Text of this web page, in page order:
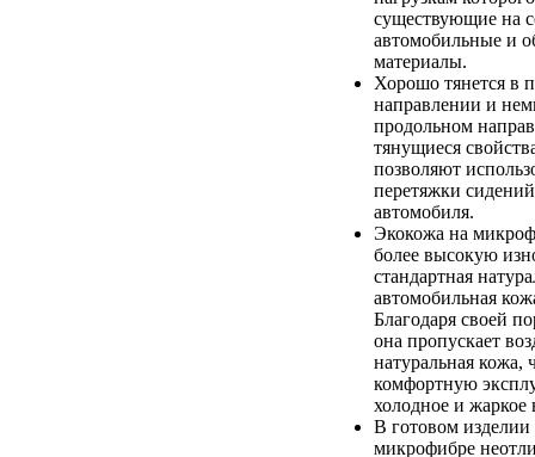
существующие на
автомобильные и
материалы.
Хорошо тянется в
направлении и
продольном
тянущиеся
позволяют
перетяжки
автомобиля.
Экокожа на
более высокую
стандартная
автомобильная
Благодаря своей
она пропускает
натуральная кожа,
комфортную
холодное и жаркое
В готовом изделии
микрофибре